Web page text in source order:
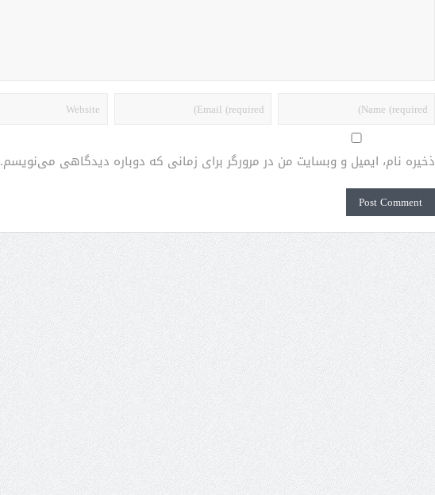
ذخیره نام، ایمیل و وبسایت من در مرورگر برای زمانی که دوباره دیدگاهی می‌نویسم.